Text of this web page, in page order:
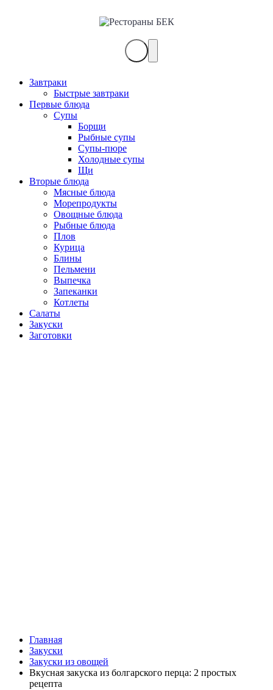
Завтраки
Быстрые завтраки
Первые блюда
Супы
Борщи
Рыбные супы
Супы-пюре
Холодные супы
Щи
Вторые блюда
Мясные блюда
Морепродукты
Овощные блюда
Рыбные блюда
Плов
Курица
Блины
Пельмени
Выпечка
Запеканки
Котлеты
Салаты
Закуски
Заготовки
Главная
Закуски
Закуски из овощей
Вкусная закуска из болгарского перца: 2 простых
рецепта